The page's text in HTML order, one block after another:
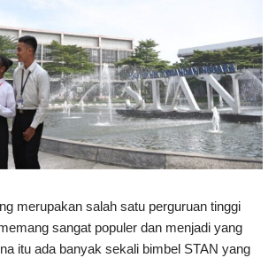
merupakan salah satu perguruan tinggi
sangat populer dan menjadi yang
itu ada banyak sekali bimbel STAN yang